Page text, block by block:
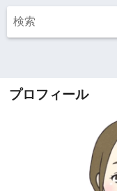
プロフィール